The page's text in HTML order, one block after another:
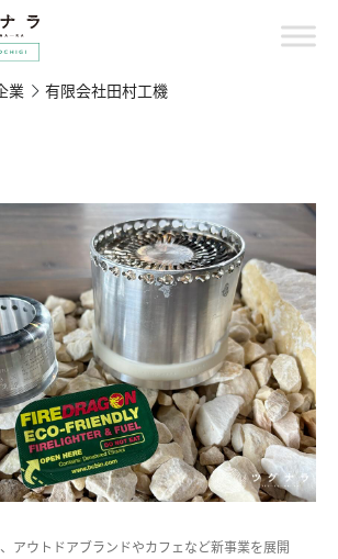
業 有限会社田村工機
アウトドアブランドやカフェなど新事業を展開